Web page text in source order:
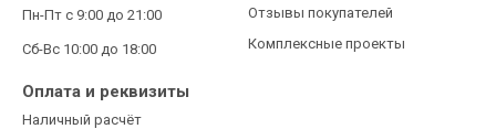
Пн-Пт с 9:00 до 21:00
Сб-Вс 10:00 до 18:00
Отзывы покупателей
Комплексные проекты
Оплата и реквизиты
Наличный расчёт